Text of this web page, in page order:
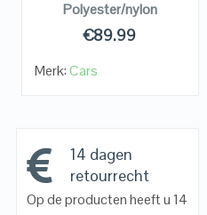
Polyester/nylon
€89.99
Merk:Cars
14 dagen
retourrecht
Op de producten heeft u 14